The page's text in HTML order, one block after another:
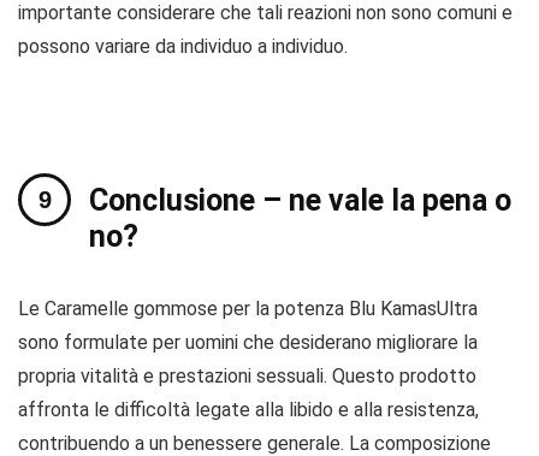
importante considerare che tali reazioni non sono comuni e
possono variare da individuo a individuo.
Conclusione – ne vale la pena o
no?
Le Caramelle gommose per la potenza Blu KamasUltra
sono formulate per uomini che desiderano migliorare la
propria vitalità e prestazioni sessuali. Questo prodotto
affronta le difficoltà legate alla libido e alla resistenza,
contribuendo a un benessere generale. La composizione